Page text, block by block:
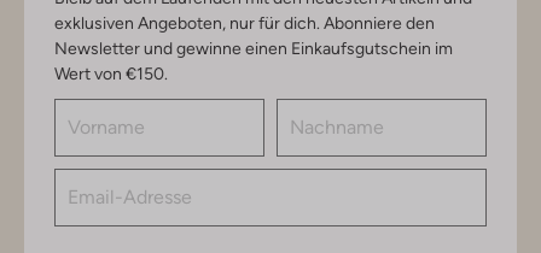
exklusiven Angeboten, nur für dich. Abonniere den
Newsletter und gewinne einen Einkaufsgutschein im
Wert von €150.